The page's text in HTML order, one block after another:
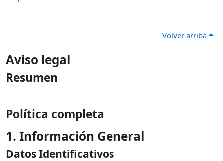
Volver arriba
Aviso legal
Resumen
Política completa
1. Información General
Datos Identificativos